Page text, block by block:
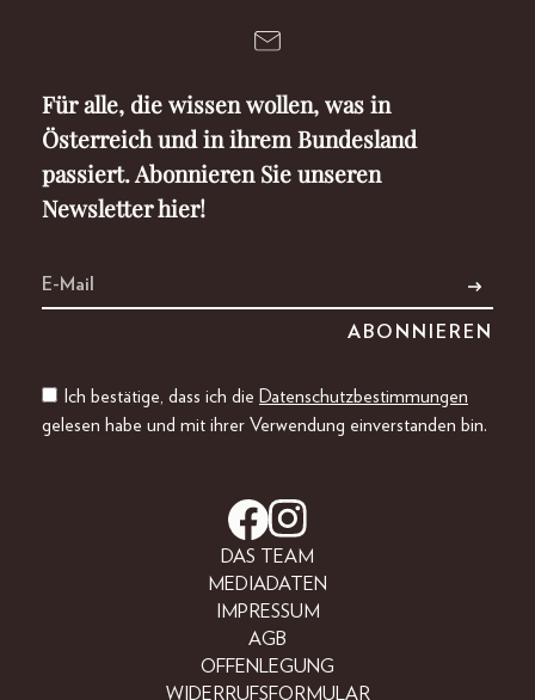
Für alle, die wissen wollen, was in
Österreich und in ihrem Bundesland
passiert. Abonnieren Sie unseren
Newsletter hier!
Ich bestätige, dass ich die Datenschutzbestimmungen
gelesen habe und mit ihrer Verwendung einverstanden bin.
DAS TEAM
MEDIADATEN
IMPRESSUM
AGB
OFFENLEGUNG
WIDERRUFSFORMULAR